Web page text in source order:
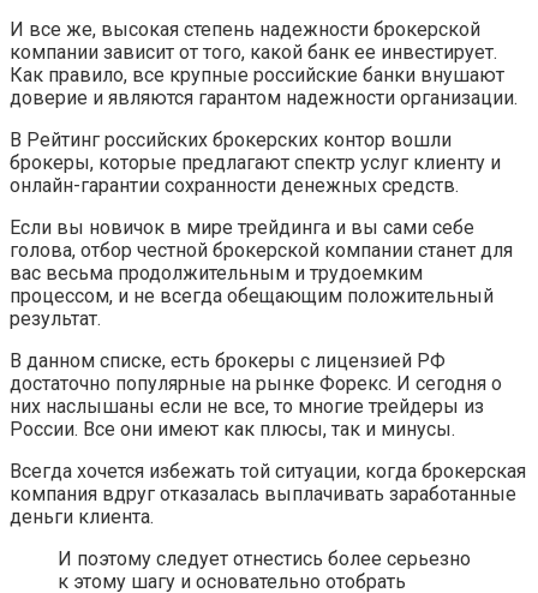
И все же, высокая степень надежности брокерской
компании зависит от того, какой банк ее инвестирует.
Как правило, все крупные российские банки внушают
доверие и являются гарантом надежности организации.
В Рейтинг российских брокерских контор вошли
брокеры, которые предлагают спектр услуг клиенту и
онлайн-гарантии сохранности денежных средств.
Если вы новичок в мире трейдинга и вы сами себе
голова, отбор честной брокерской компании станет для
вас весьма продолжительным и трудоемким
процессом, и не всегда обещающим положительный
результат.
В данном списке, есть брокеры с лицензией РФ
достаточно популярные на рынке Форекс. И сегодня о
них наслышаны если не все, то многие трейдеры из
России. Все они имеют как плюсы, так и минусы.
Всегда хочется избежать той ситуации, когда брокерская
компания вдруг отказалась выплачивать заработанные
деньги клиента.
И поэтому следует отнестись более серьезно
к этому шагу и основательно отобрать